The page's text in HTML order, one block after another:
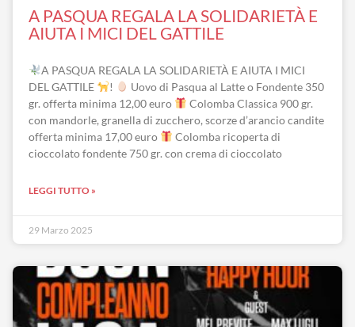
A PASQUA REGALA LA SOLIDARIETÀ E
AIUTA I MICI DEL GATTILE
A PASQUA REGALA LA SOLIDARIETÀ E AIUTA I MICI
DEL GATTILE
!
Uovo di Pasqua al Latte o Fondente 350
gr. offerta minima 12,00 euro
Colomba Classica 900 gr.
con mandorle, granella di zucchero, scorze d’arancio candite
offerta minima 17,00 euro
Colomba ricoperta di
cioccolato fondente 750 gr. con crema di cioccolato
LEGGI TUTTO »
29 Marzo 2025